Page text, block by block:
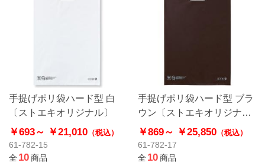
手提げポリ袋ハード型 白
〔ストエキオリジナル〕
￥693～ ￥21,010 （税込）
61-782-15
全10商品
手提げポリ袋ハード型 ブラ
ウン〔ストエキオリジナ
ル〕
￥869～ ￥25,850（税込）
61-782-17
全10商品